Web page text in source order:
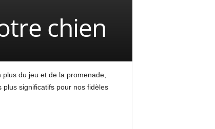
chien
du jeu et de la promenade,
significatifs pour nos fidèles